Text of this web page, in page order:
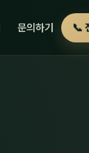
문의하기 📞